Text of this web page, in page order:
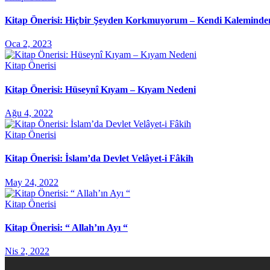
Kitap Önerisi: Hiçbir Şeyden Korkmuyorum – Kendi
Oca 2, 2023
Kitap Önerisi
Kitap Önerisi: Hüseynî Kıyam – Kıyam Nedeni
Ağu 4, 2022
Kitap Önerisi
Kitap Önerisi: İslam’da Devlet Velâyet-i Fâkih
May 24, 2022
Kitap Önerisi
Kitap Önerisi: “ Allah’ın Ayı “
Nis 2, 2022